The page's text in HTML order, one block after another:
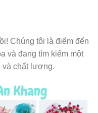
Chúng tôi là điểm đến
và đang tìm kiếm một
và chất lượng.